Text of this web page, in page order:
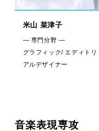
米山 菜津子
— 専門分野 —
グラフィック/ エディトリ
アルデザイナー
音楽表現専攻